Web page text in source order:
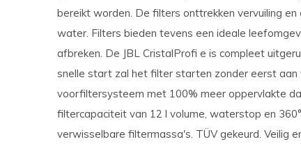
bereikt worden. De filters onttrekken vervuiling
water. Filters bieden tevens een ideale
afbreken. De JBL CristalProfi e is compleet
snelle start zal het filter starten zonder eerst aan
voorfiltersysteem met 100% meer oppervlakte
filtercapaciteit van 12 l volume, waterstop en
verwisselbare filtermassa's. TÜV gekeurd. Veilig